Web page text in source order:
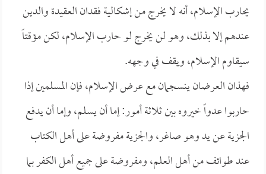
يحارب الإسلام، أنه لا يخرج من إشكالية فقدان العقيدة والدين
عندهم إلا بذلك، وهو لن يخرج لو حارب الإسلام، لكن مؤقتاً
سيقاوم الإسلام، ويقف في وجهه.
فهذان العرضان ينسجمان مع عرض الإسلام، فإن المسلمين إذا
حاربوا عدواً خيروه بين ثلاثة أمور: إما أن يسلم، وإما أن يدفع
الجزية عن يد وهو صاغر، والجزية مفروضة على أهل الكتاب
عند طوائف من أهل العلم، ومفروضة على جميع أهل الكفر بما